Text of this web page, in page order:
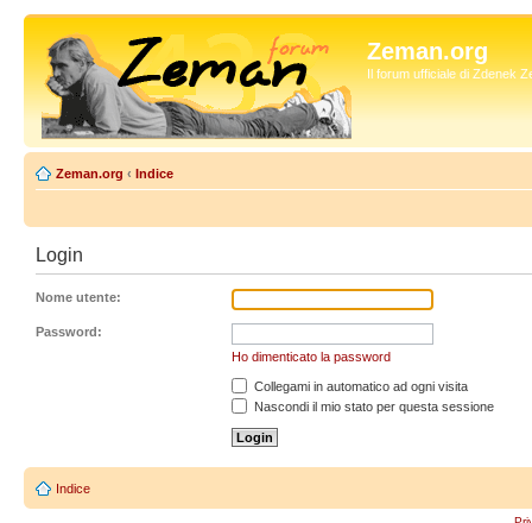
Zeman.org
Il forum ufficiale di Zdenek
Zeman.org ‹ Indice
Login
Nome utente:
Password:
Ho dimenticato la password
Collegami in automatico ad ogni visita
Nascondi il mio stato per questa sessione
Indice